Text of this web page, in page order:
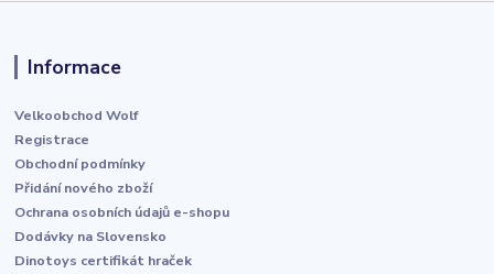
Informace
Velkoobchod Wolf
Registrace
Obchodní podmínky
Přidání nového zboží
Ochrana osobních údajů e-shopu
Dodávky na Slovensko
Dinotoys certifikát hraček